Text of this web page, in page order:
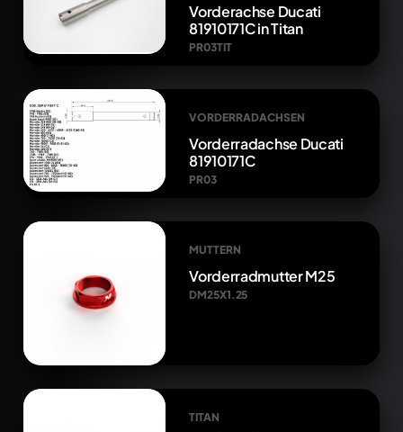
Vorderachse Ducati
81910171C in Titan
PR03TIT
VORDERRADACHSEN
Vorderradachse Ducati
81910171C
PR03
MUTTERN
Vorderradmutter M25
DM25X1.25
TITAN